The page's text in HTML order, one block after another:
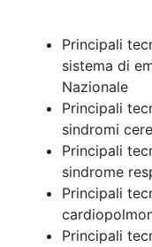
Principali
sistema di
Nazionale
Principali
sindromi
Principali
sindrome
Principali
Principali